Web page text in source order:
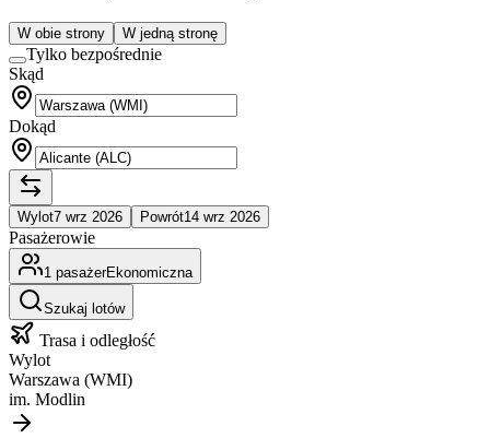
W obie strony W jedną stronę
Tylko bezpośrednie
Skąd
Dokąd
Wylot7 wrz 2026 Powrót14 wrz 2026
Pasażerowie
1 pasażerEkonomiczna
Szukaj lotów
Trasa i odległość
Wylot
Warszawa (WMI)
im. Modlin